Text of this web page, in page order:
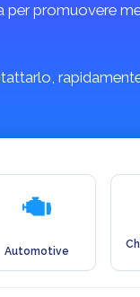
promuovere
Automotive